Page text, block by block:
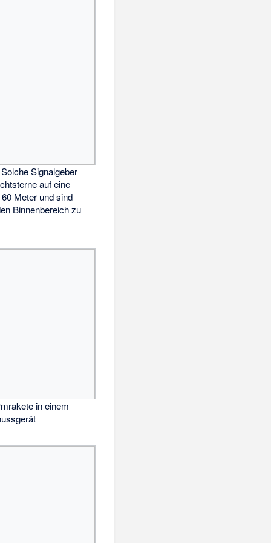
Signalgeber
auf eine
Meter und sind
Binnenbereich zu
in einem